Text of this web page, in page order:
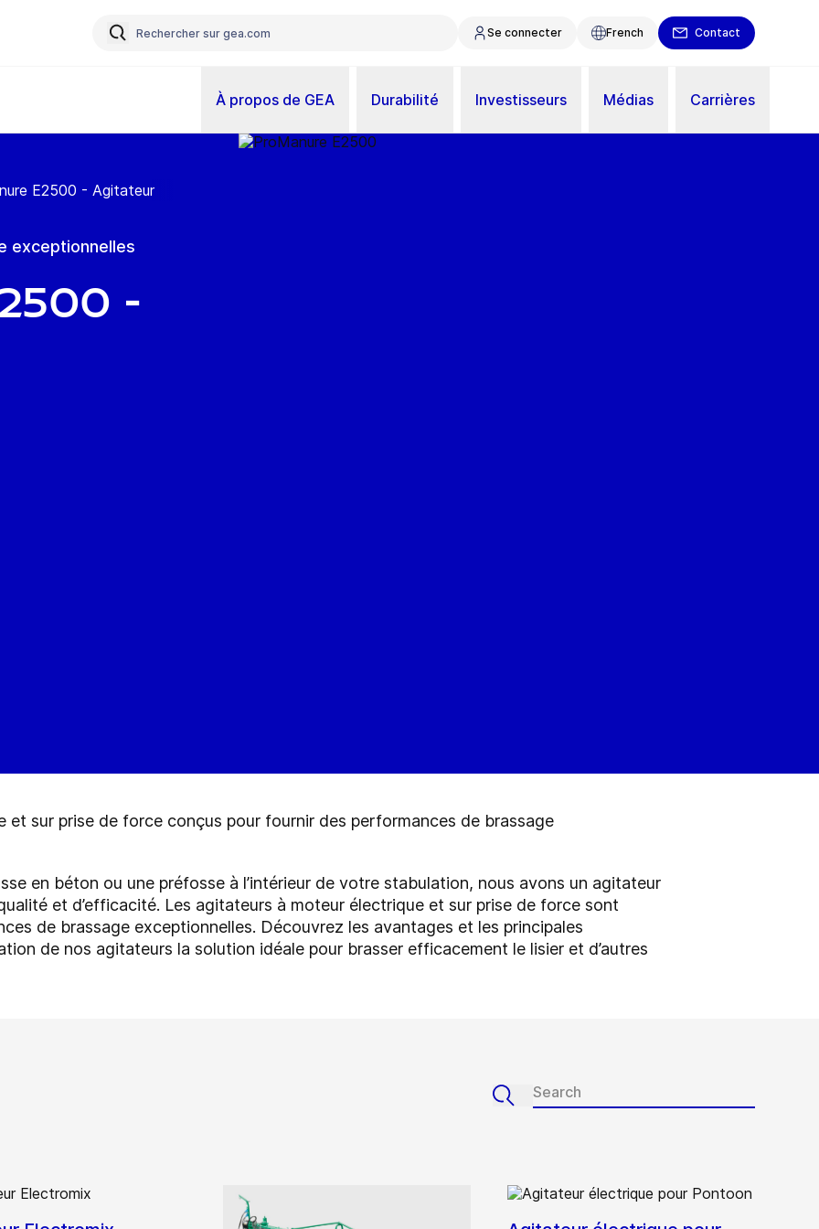
Se connecter French Contact
À propos de GEA Durabilité Investisseurs Médias Carrières
E2500 - Agitateur
exceptionnelles
-
et sur prise de force conçus pour fournir des performances de brassage
en béton ou une préfosse à l’intérieur de votre stabulation, nous avons un agitateur
et d’efficacité. Les agitateurs à moteur électrique et sur prise de force sont
de brassage exceptionnelles. Découvrez les avantages et les principales
de nos agitateurs la solution idéale pour brasser efficacement le lisier et d’autres